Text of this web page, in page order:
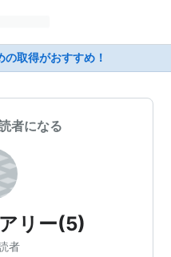
取得がおすすめ！
者になる
リー(5)
者